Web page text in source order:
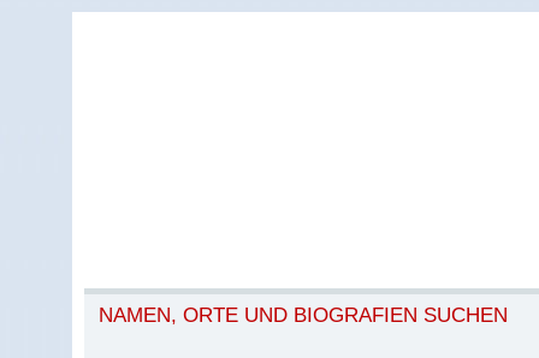
NAMEN, ORTE UND BIOGRAFIEN SUCHEN